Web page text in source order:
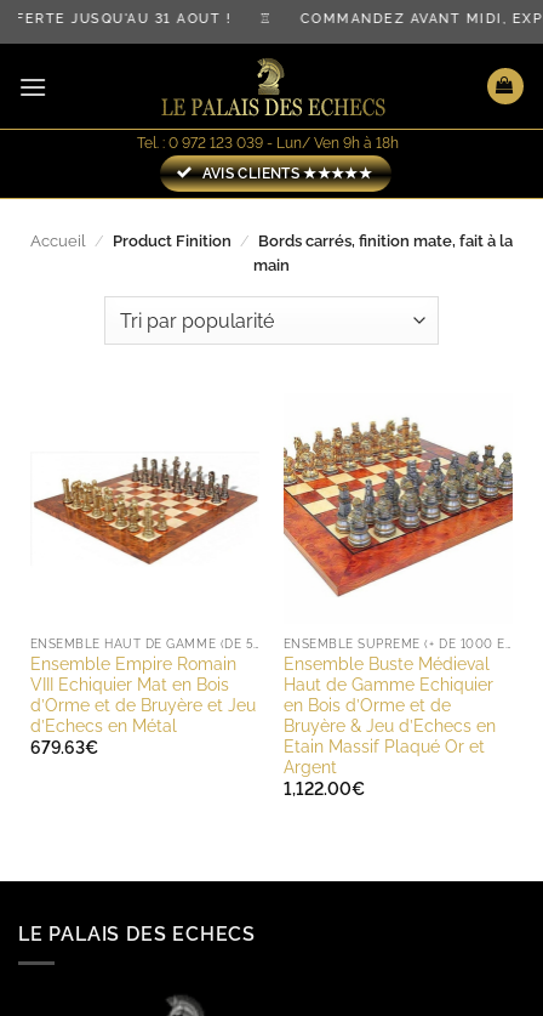
Passer
au
contenu
JUSQU'AU 31 AOÛT ! ♖ COMMANDEZ AVANT MIDI,
Tel. : 0 972 123 039 - Lun/ Ven 9h à 18h
AVIS CLIENTS ★★★★★
Accueil / Product Finition / Bords carrés, finition mate, fait à la
main
Ensemble Empire Romain
VIII Echiquier Mat en Bois
d’Orme et de Bruyère et Jeu
d’Echecs en Métal
679.63€
Ensemble Buste Médieval
Haut de Gamme Echiquier
en Bois d’Orme et de
Bruyère & Jeu d’Echecs en
Etain Massif Plaqué Or et
Argent
1,122.00€
LE PALAIS DES ECHECS